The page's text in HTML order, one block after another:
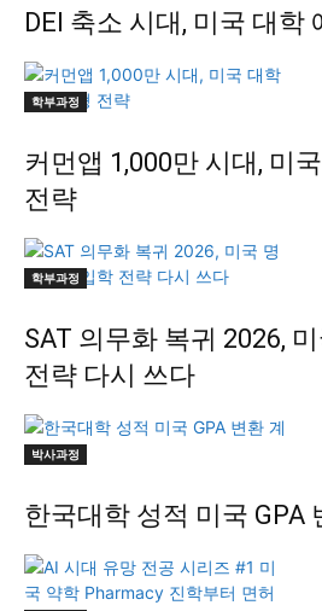
DEI 축소 시대, 미국 대학
학부과정
커먼앱 1,000만 시대, 미
전략
학부과정
SAT 의무화 복귀 2026,
전략 다시 쓰다
박사과정
한국대학 성적 미국 GPA